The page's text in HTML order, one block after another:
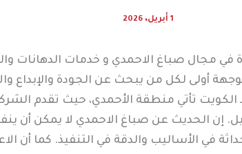
1 أبريل، 2026
في مجال صباغ الاحمدي و خدمات الدهانات
أولى لكل من يبحث عن الجودة والإبداع
تأتي منطقة الأحمدي، حيث تقدم
إن الحديث عن صباغ الاحمدي لا يمكن أن
في الأساليب والدقة في التنفيذ. كما